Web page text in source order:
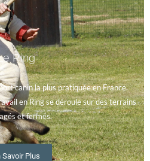
Ring
canin la plus pratiquée en France.
en Ring se déroule sur des terrains
et fermés.
Savoir Plus